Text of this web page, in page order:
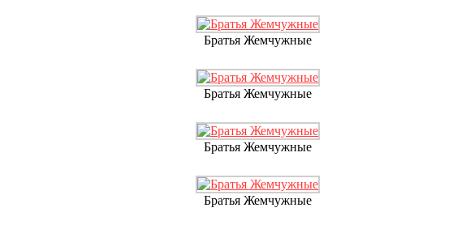
Братья Жемчужные
Братья Жемчужные
Братья Жемчужные
Братья Жемчужные